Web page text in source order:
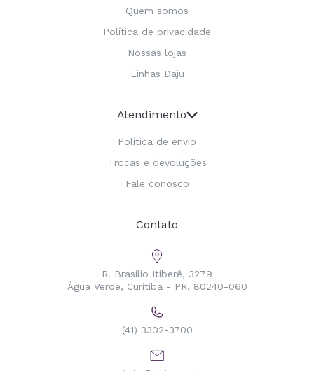
Quem somos
Política de privacidade
Nossas lojas
Linhas Daju
Atendimento
Política de envio
Trocas e devoluções
Fale conosco
Contato
R. Brasílio Itiberê, 3279
Água Verde, Curitiba - PR, 80240-060
(41) 3302-3700